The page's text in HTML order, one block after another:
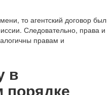
то агентский договор был
Следовательно, права и
правам и
в
порядке